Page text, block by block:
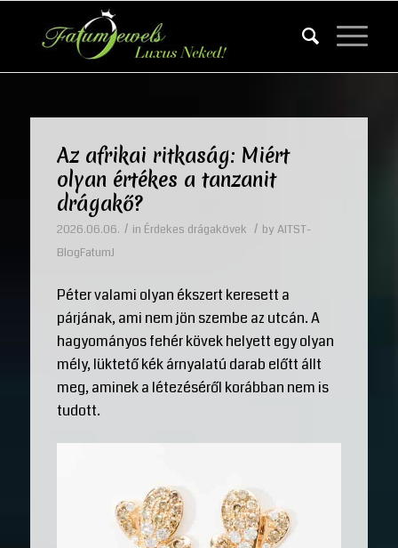
Az afrikai ritkaság: Miért
olyan értékes a tanzanit
drágakő?
2026.06.06. / in Érdekes drágakövek / by AITST-
BlogFatumJ
Péter valami olyan ékszert keresett a
párjának, ami nem jön szembe az utcán. A
hagyományos fehér kövek helyett egy olyan
mély, lüktető kék árnyalatú darab előtt állt
meg, aminek a létezéséről korábban nem is
tudott.